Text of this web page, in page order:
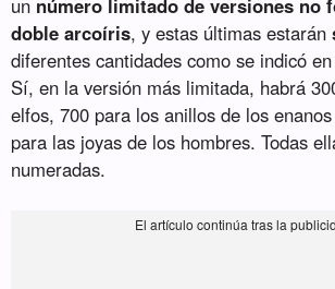
un número limitado de versiones no
doble arcoíris, y estas últimas estarán
diferentes cantidades como se indicó
Sí, en la versión más limitada, habrá
elfos, 700 para los anillos de los
para las joyas de los hombres. Todas
numeradas.